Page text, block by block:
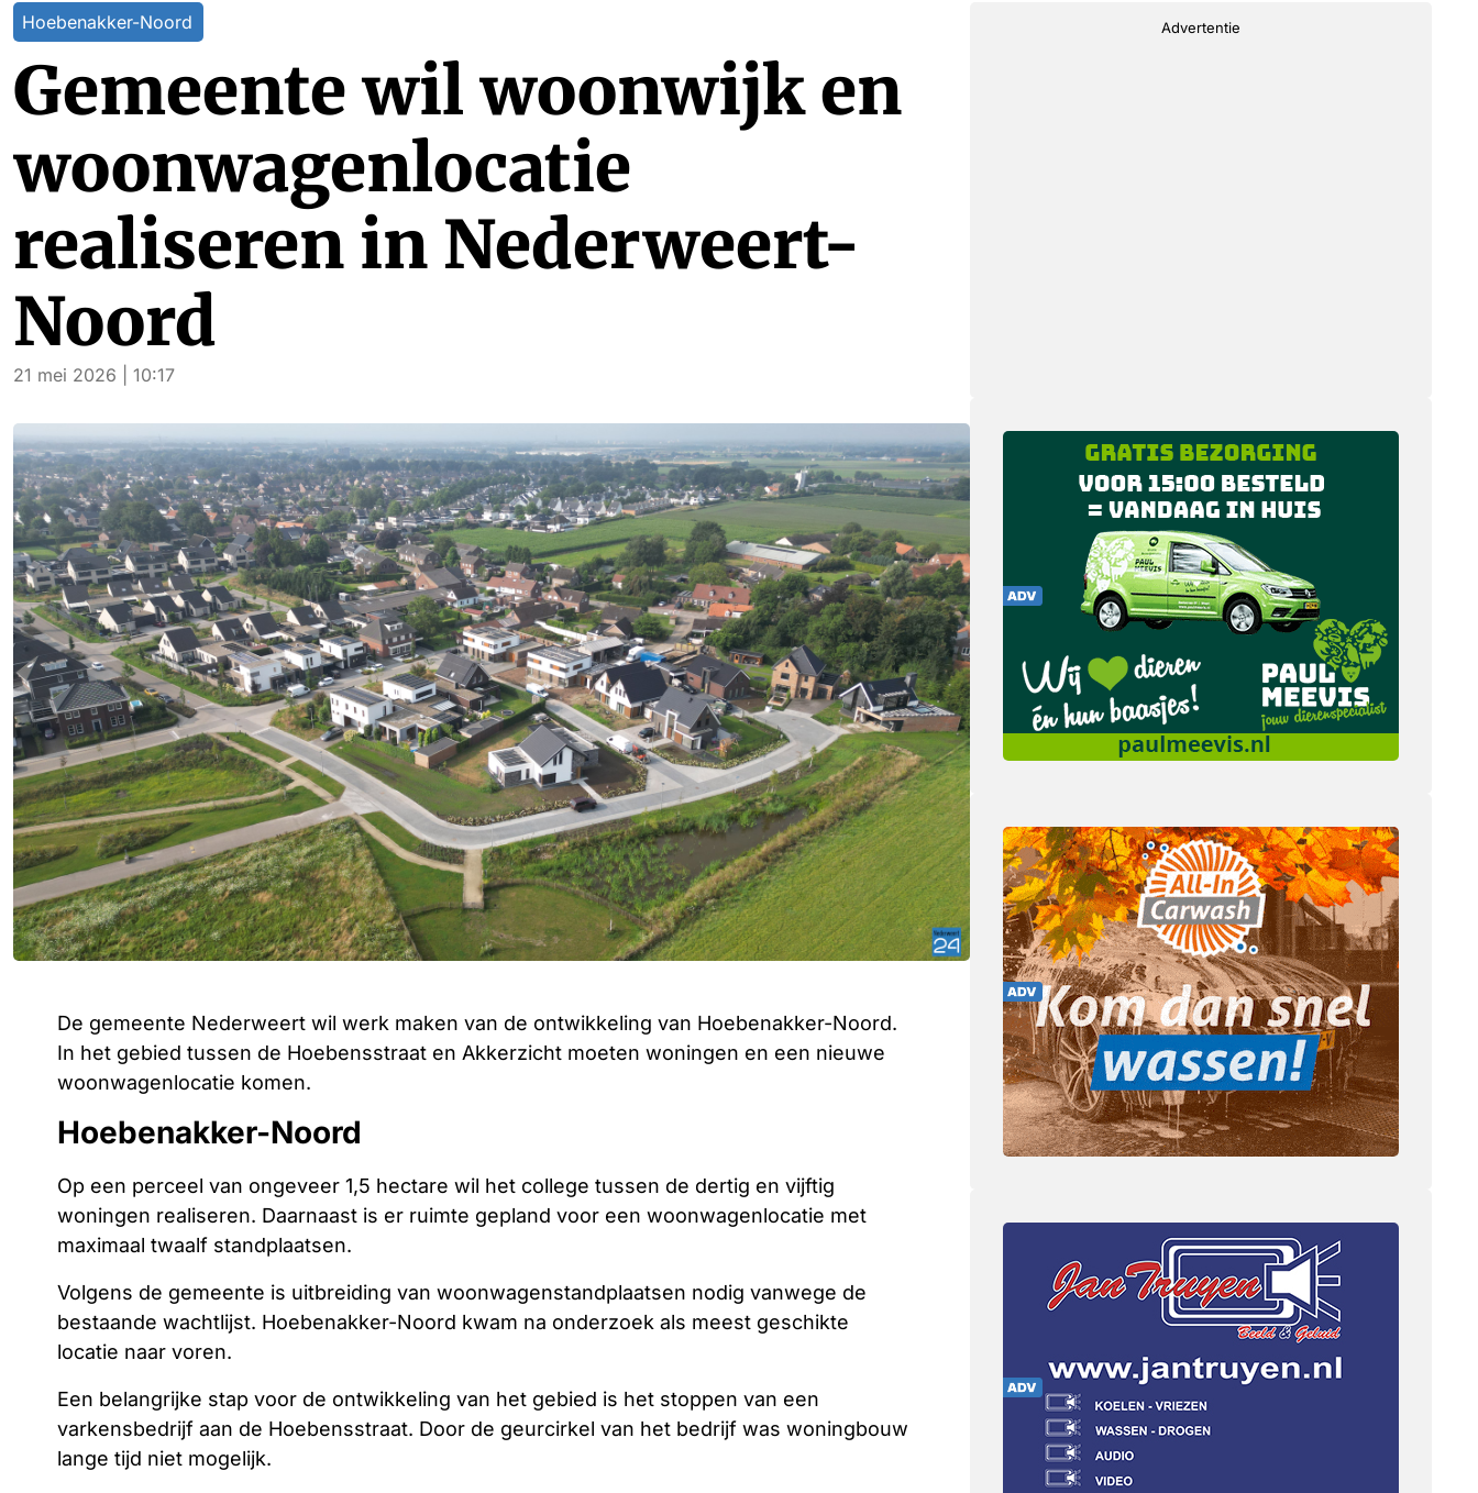
Hoebenakker-Noord
Gemeente wil woonwijk en
woonwagenlocatie
realiseren in Nederweert-
Noord
21 mei 2026 | 10:17
De gemeente Nederweert wil werk maken van de ontwikkeling van Hoebenakker-Noord.
In het gebied tussen de Hoebensstraat en Akkerzicht moeten woningen en een nieuwe
woonwagenlocatie komen.
Hoebenakker-Noord
Op een perceel van ongeveer 1,5 hectare wil het college tussen de dertig en vijftig
woningen realiseren. Daarnaast is er ruimte gepland voor een woonwagenlocatie met
maximaal twaalf standplaatsen.
Volgens de gemeente is uitbreiding van woonwagenstandplaatsen nodig vanwege de
bestaande wachtlijst. Hoebenakker-Noord kwam na onderzoek als meest geschikte
locatie naar voren.
Een belangrijke stap voor de ontwikkeling van het gebied is het stoppen van een
varkensbedrijf aan de Hoebensstraat. Door de geurcirkel van het bedrijf was woningbouw
lange tijd niet mogelijk.
Advertentie